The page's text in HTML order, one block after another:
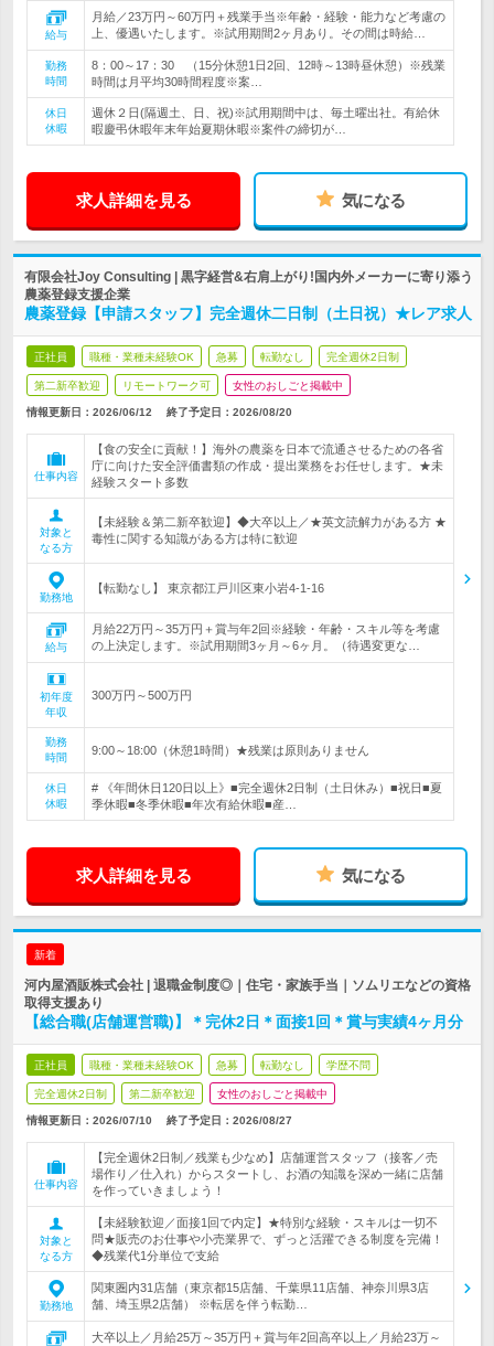
給与
月給／23万円～60万円＋残業手当※年齢・経験・能力など考慮の
上、優遇いたします。※試用期間2ヶ月あり。その間は時給…
勤務
時間
8：00～17：30 （15分休憩1日2回、12時～13時昼休憩）※残業
時間は月平均30時間程度※案…
休日
休暇
週休２日(隔週土、日、祝)※試用期間中は、毎土曜出社。有給休
暇慶弔休暇年末年始夏期休暇※案件の締切が…
求人詳細を見る 気になる
有限会社Joy Consulting | 黒字経営&右肩上がり!国内外メーカーに寄り添う
農薬登録支援企業
農薬登録【申請スタッフ】完全週休二日制（土日祝）★レア求人
正社員 職種・業種未経験OK 急募 転勤なし 完全週休2日制
第二新卒歓迎 リモートワーク可 女性のおしごと掲載中
情報更新日：2026/06/12 終了予定日： 2026/08/20
仕事内容
【食の安全に貢献！】海外の農薬を日本で流通させるための各省
庁に向けた安全評価書類の作成・提出業務をお任せします。★未
経験スタート多数
対象と
なる方
【未経験＆第二新卒歓迎】◆大卒以上／★英文読解力がある方 ★
毒性に関する知識がある方は特に歓迎
勤務地
【転勤なし】 東京都江戸川区東小岩4-1-16
給与
月給22万円～35万円＋賞与年2回※経験・年齢・スキル等を考慮
の上決定します。※試用期間3ヶ月～6ヶ月。（待遇変更な…
初年度
年収
300万円～500万円
勤務
時間
9:00～18:00（休憩1時間）★残業は原則ありません
休日
休暇
# 《年間休日120日以上》■完全週休2日制（土日休み）■祝日■夏
季休暇■冬季休暇■年次有給休暇■産…
求人詳細を見る 気になる
新着
河内屋酒販株式会社 | 退職金制度◎｜住宅・家族手当｜ソムリエなどの資格
取得支援あり
【総合職(店舗運営職)】＊完休2日＊面接1回＊賞与実績4ヶ月分
正社員 職種・業種未経験OK 急募 転勤なし 学歴不問
完全週休2日制 第二新卒歓迎 女性のおしごと掲載中
情報更新日：2026/07/10 終了予定日： 2026/08/27
仕事内容
【完全週休2日制／残業も少なめ】店舗運営スタッフ（接客／売
場作り／仕入れ）からスタートし、お酒の知識を深め一緒に店舗
を作っていきましょう！
対象と
なる方
【未経験歓迎／面接1回で内定】★特別な経験・スキルは一切不
問★販売のお仕事や小売業界で、ずっと活躍できる制度を完備！
◆残業代1分単位で支給
勤務地
関東圏内31店舗（東京都15店舗、千葉県11店舗、神奈川県3店
舗、埼玉県2店舗） ※転居を伴う転勤…
大卒以上／月給25万～35万円＋賞与年2回高卒以上／月給23万～